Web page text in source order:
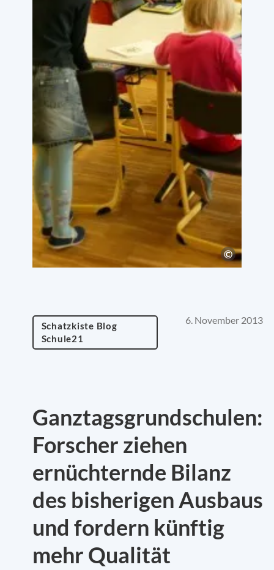
Schatzkiste Blog
Schule21
6. November 2013
Ganztagsgrundschulen:
Forscher ziehen
ernüchternde Bilanz
des bisherigen Ausbaus
und fordern künftig
mehr Qualität